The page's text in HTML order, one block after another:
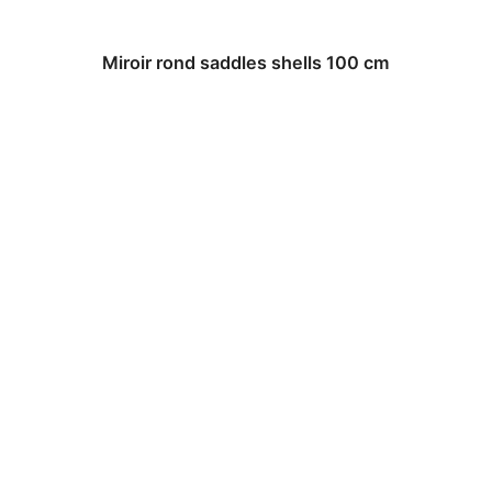
Miroir rond saddles shells 100 cm